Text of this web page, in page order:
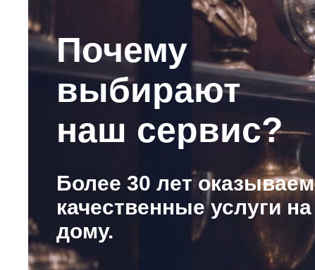
Почему
выбирают
наш сервис?
Более 30 лет оказываем
качественные услуги на
дому.